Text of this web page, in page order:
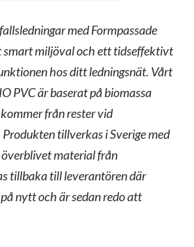
med Formpassade
smart miljöval och ett tidseffektivt
hos ditt ledningsnät. Vårt
PVC är baserat på biomassa
från rester vid
tillverkas i Sverige med
material från
tillbaka till leverantören där
nytt och är sedan redo att